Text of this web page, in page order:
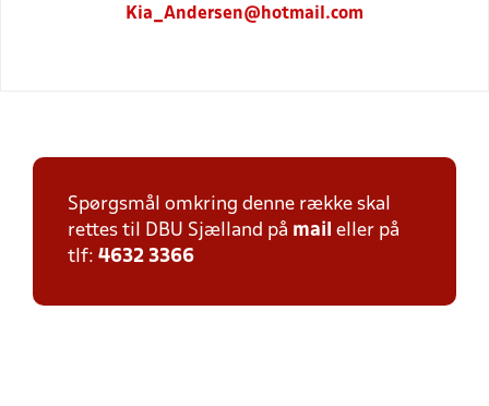
Kia_Andersen@hotmail.com
Spørgsmål omkring denne række skal
rettes til DBU Sjælland på mail eller på
tlf: 4632 3366